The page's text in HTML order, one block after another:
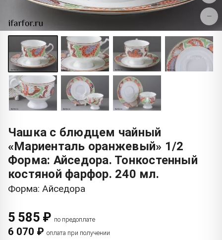
−
Чашка с блюдцем чайный
«Мариенталь оранжевый» 1/2
Форма: Айседора. Тонкостенный
костяной фарфор. 240 мл.
Форма: Айседора
5 585 ₽ по предоплате
6 070 ₽ оплата при получении